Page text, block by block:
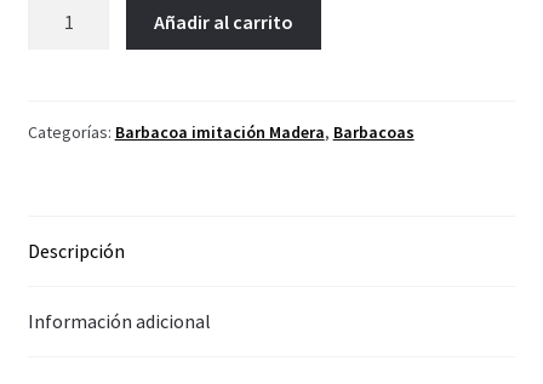
bancos)
Añadir al carrito
Categorías: Barbacoa imitación Madera, Barbacoas
Descripción
Información adicional